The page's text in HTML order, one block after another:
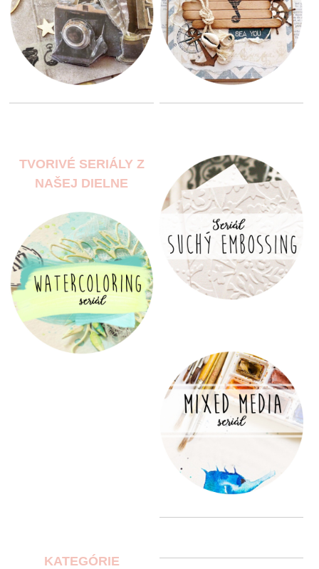
TVORIVÉ SERIÁLY Z
NAŠEJ DIELNE
KATEGÓRIE